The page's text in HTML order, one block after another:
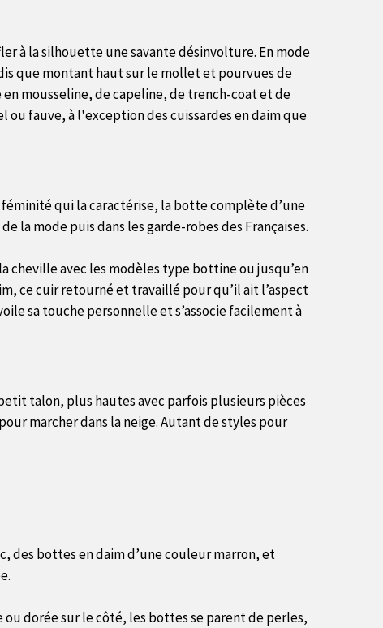
à la silhouette une savante désinvolture. En mode
que montant haut sur le mollet et pourvues de
mousseline, de capeline, de trench-coat et de
ou fauve, à l'exception des cuissardes en daim que
qui la caractérise, la botte complète d’une
la mode puis dans les garde-robes des Françaises.
cheville avec les modèles type bottine ou jusqu’en
ce cuir retourné et travaillé pour qu’il ait l’aspect
sa touche personnelle et s’associe facilement à
talon, plus hautes avec parfois plusieurs pièces
marcher dans la neige. Autant de styles pour
des bottes en daim d’une couleur marron, et
dorée sur le côté, les bottes se parent de perles,